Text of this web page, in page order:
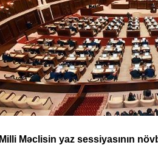
Milli Məclisin yaz sessiyasının